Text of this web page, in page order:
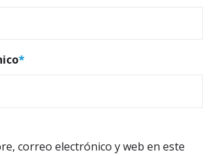
*
correo electrónico y web en este